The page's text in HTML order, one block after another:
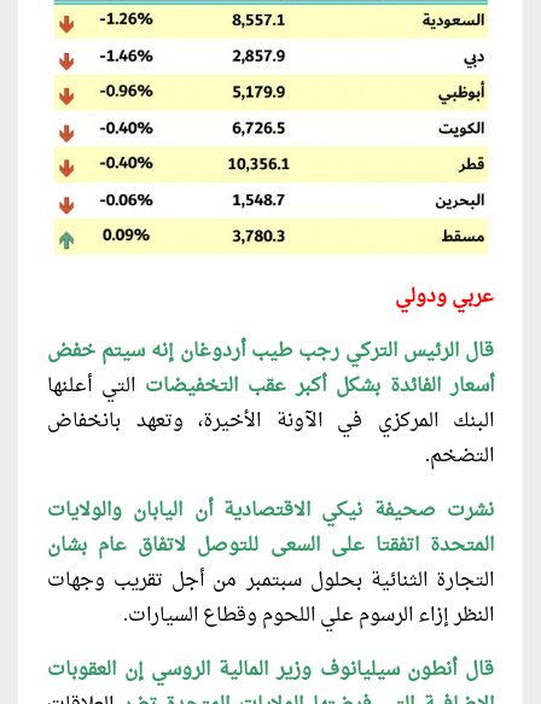
عربي ودولي
قال الرئيس التركي رجب طيب أردوغان إنه سيتم خفض
أسعار الفائدة بشكل أكبر عقب التخفيضات التي أعلنها
البنك المركزي في الآونة الأخيرة، وتعهد بانخفاض
التضخم.
نشرت صحيفة نيكي الاقتصادية أن اليابان والولايات
المتحدة اتفقتا على السعى للتوصل لاتفاق عام بشان
التجارة الثنائية بحلول سبتمبر من أجل تقريب وجهات
النظر إزاء الرسوم علي اللحوم وقطاع السيارات.
قال أنطون سيليانوف وزير المالية الروسي إن العقوبات